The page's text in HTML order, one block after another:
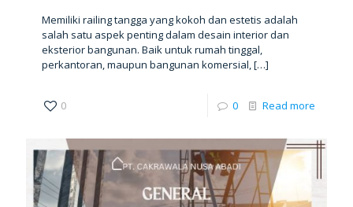
Memiliki railing tangga yang kokoh dan estetis adalah
salah satu aspek penting dalam desain interior dan
eksterior bangunan. Baik untuk rumah tinggal,
perkantoran, maupun bangunan komersial,[…]
0 0 Read more